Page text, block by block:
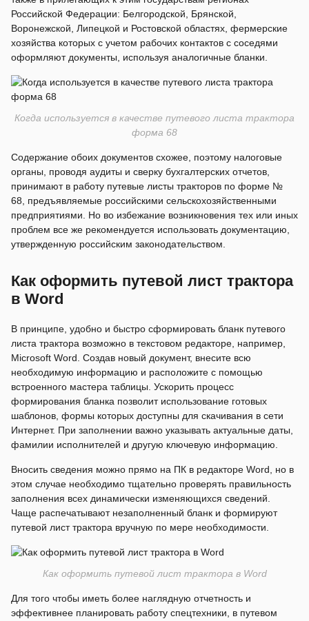
Российской Федерации: Белгородской, Брянской,
Воронежской, Липецкой и Ростовской областях, фермерские
хозяйства которых с учетом рабочих контактов с соседями
оформляют документы, используя аналогичные бланки.
Когда используется в качестве путевого листа трактора
форма 68
Содержание обоих документов схожее, поэтому налоговые
органы, проводя аудиты и сверку бухгалтерских отчетов,
принимают в работу путевые листы тракторов по форме №
68, предъявляемые российскими сельскохозяйственными
предприятиями. Но во избежание возникновения тех или иных
проблем все же рекомендуется использовать документацию,
утвержденную российским законодательством.
Как оформить путевой лист трактора
в Word
В принципе, удобно и быстро сформировать бланк путевого
листа трактора возможно в текстовом редакторе, например,
Microsoft Word. Создав новый документ, внесите всю
необходимую информацию и расположите с помощью
встроенного мастера таблицы. Ускорить процесс
формирования бланка позволит использование готовых
шаблонов, формы которых доступны для скачивания в сети
Интернет. При заполнении важно указывать актуальные даты,
фамилии исполнителей и другую ключевую информацию.
Вносить сведения можно прямо на ПК в редакторе Word, но в
этом случае необходимо тщательно проверять правильность
заполнения всех динамически изменяющихся сведений.
Чаще распечатывают незаполненный бланк и формируют
путевой лист трактора вручную по мере необходимости.
Как оформить путевой лист трактора в Word
Для того чтобы иметь более наглядную отчетность и
эффективнее планировать работу спецтехники, в путевом